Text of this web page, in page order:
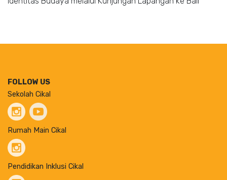
FOLLOW US
Sekolah Cikal
Rumah Main Cikal
Pendidikan Inklusi Cikal